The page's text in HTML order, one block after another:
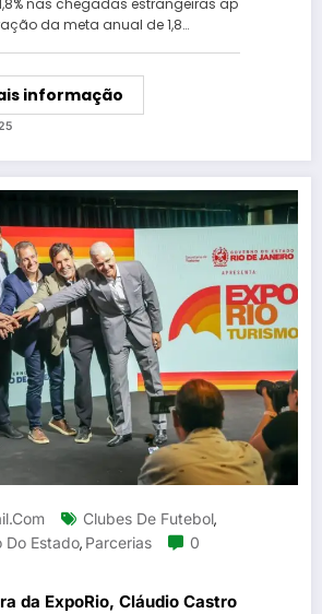
nas chegadas estrangeiras ap
da meta anual de 1,8…
informação
Clubes De Futebol,
Do Estado, Parcerias
0
da ExpoRio, Cláudio Castro